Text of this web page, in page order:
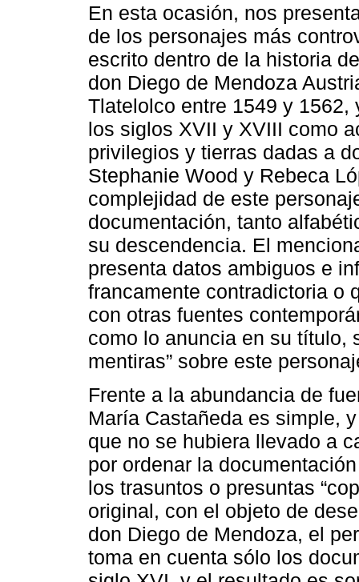
En esta ocasión, nos
de los personajes más
escrito dentro de la historia
don Diego de Mendoza
Tlatelolco entre 1549 y
los siglos XVII y XVIII como
privilegios y tierras dadas a
Stephanie Wood y Rebeca
complejidad de este
documentación, tanto
su descendencia. El
presenta datos ambiguos e
francamente contradictoria o
con otras fuentes
como lo anuncia en su título,
mentiras” sobre este
Frente a la abundancia de
María Castañeda es simple,
que no se hubiera llevado a
por ordenar la
los trasuntos o presuntas
original, con el objeto de
don Diego de Mendoza, el
toma en cuenta sólo los